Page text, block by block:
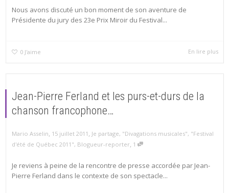
Nous avons discuté un bon moment de son aventure de
Présidente du jury des 23e Prix Miroir du Festival...
0 J'aime En lire plus
Jean-Pierre Ferland et les purs-et-durs de la
chanson francophone…
Mario Asselin, 15 juillet 2011 , Je partage, "Divagations musicales", "Festival
d'été de Québec 2011", Blogueur-reporter, 1
Je reviens à peine de la rencontre de presse accordée par Jean-
Pierre Ferland dans le contexte de son spectacle...